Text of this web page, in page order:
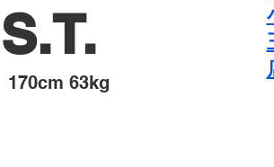
S.T.
​170cm 63kg